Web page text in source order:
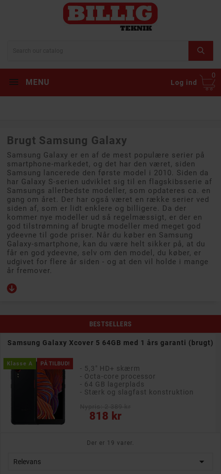
MENU Log ind
0
Brugt Samsung Galaxy
Samsung Galaxy er en af de mest populære serier på
smartphone-markedet, og det har den været, siden
Samsung lancerede den første model i 2010. Siden da
har Galaxy S-serien udviklet sig til en flagskibsserie af
Samsungs allerbedste modeller, som opdateres ca. en
gang om året. Der har også været en række serier ved
siden af, som er lidt enklere og billigere. Da der
kommer nye modeller ud så regelmæssigt, er der en
god tilstrømning af brugte modeller med meget god
ydeevne til gode priser. Når du køber en Samsung
Galaxy-smartphone, kan du være helt sikker på, at du
får en god ydeevne, selv om den model, du køber, er
udgivet for flere år siden - og at den vil holde i mange
år fremover.
BESTSELLERS
Samsung Galaxy Xcover 5 64GB med 1 års garanti (brugt)
PÅ TILBUD!
Klasse A
- 5,3" HD+ skærm
- Octa-core processor
- 64 GB lagerplads
- Stærk og slagfast konstruktion
818 kr
Pris
Der er 19 varer.
Relevans 